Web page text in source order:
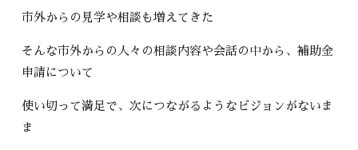
市外からの見学や相談も増えてきた
そんな市外からの人々の相談内容や会話の中から、補助金
申請について
使い切って満足で、次につながるようなビジョンがないま
ま